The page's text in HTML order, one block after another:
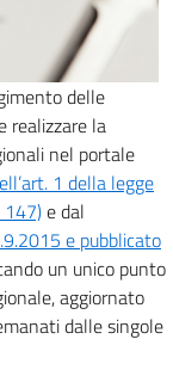
delle
realizzare la
nel portale
1 della legge
147)e dal
e pubblicato
un unico punto
aggiornato
dalle singole